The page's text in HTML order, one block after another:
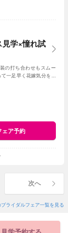
見学×憧れ試
の打ち合わせもスムー
一足早く花嫁気分を体
ェア予約
次へ
ライダルフェア一覧を見る